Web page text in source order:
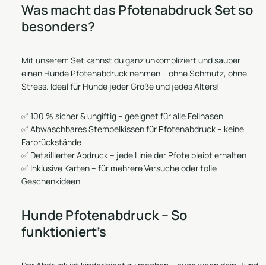
Was macht das Pfotenabdruck Set so
besonders?
Mit unserem Set kannst du ganz unkompliziert und sauber
einen Hunde Pfotenabdruck nehmen – ohne Schmutz, ohne
Stress. Ideal für Hunde jeder Größe und jedes Alters!
✅ 100 % sicher & ungiftig – geeignet für alle Fellnasen
✅ Abwaschbares Stempelkissen für Pfotenabdruck – keine
Farbrückstände
✅ Detaillierter Abdruck – jede Linie der Pfote bleibt erhalten
✅ Inklusive Karten – für mehrere Versuche oder tolle
Geschenkideen
Hunde Pfotenabdruck – So
funktioniert’s